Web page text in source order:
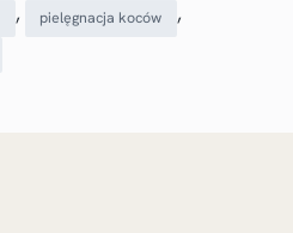
, pielęgnacja koców ,